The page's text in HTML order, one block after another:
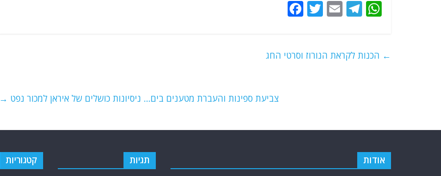
W
s
T
g
E
l
T
er
e ← הכנות לקראת הנורוז וסרטי החג
צביעת ספינות והעברת מטענים בים… ניסיונות כושלים של איראן למכור נפט →
אודות תגיות קטגוריות